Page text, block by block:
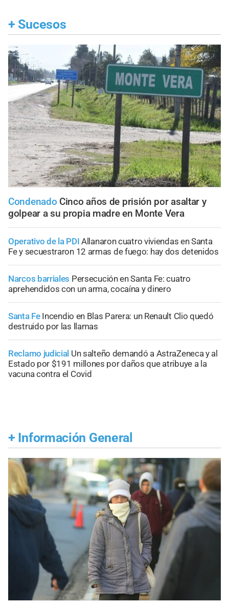
+ Sucesos
Condenado Cinco años de prisión por asaltar y
golpear a su propia madre en Monte Vera
Operativo de la PDI Allanaron cuatro viviendas en Santa
Fe y secuestraron 12 armas de fuego: hay dos detenidos
Narcos barriales Persecución en Santa Fe: cuatro
aprehendidos con un arma, cocaína y dinero
Santa Fe Incendio en Blas Parera: un Renault Clio quedó
destruido por las llamas
Reclamo judicial Un salteño demandó a AstraZeneca y al
Estado por $191 millones por daños que atribuye a la
vacuna contra el Covid
+ Información General